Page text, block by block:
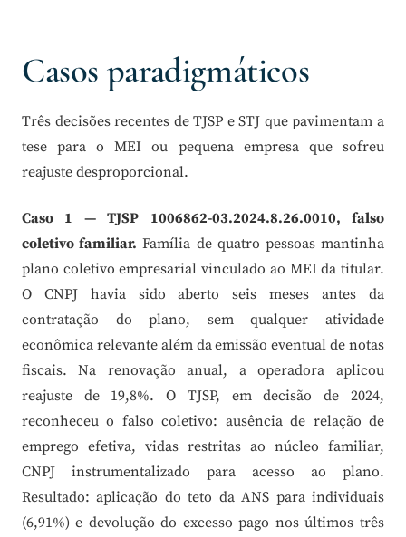
Casos paradigmáticos
Três decisões recentes de TJSP e STJ que pavimentam a
tese para o MEI ou pequena empresa que sofreu
reajuste desproporcional.
Caso 1 — TJSP 1006862-03.2024.8.26.0010, falso
coletivo familiar. Família de quatro pessoas mantinha
plano coletivo empresarial vinculado ao MEI da titular.
O CNPJ havia sido aberto seis meses antes da
contratação do plano, sem qualquer atividade
econômica relevante além da emissão eventual de notas
fiscais. Na renovação anual, a operadora aplicou
reajuste de 19,8%. O TJSP, em decisão de 2024,
reconheceu o falso coletivo: ausência de relação de
emprego efetiva, vidas restritas ao núcleo familiar,
CNPJ instrumentalizado para acesso ao plano.
Resultado: aplicação do teto da ANS para individuais
(6,91%) e devolução do excesso pago nos últimos três